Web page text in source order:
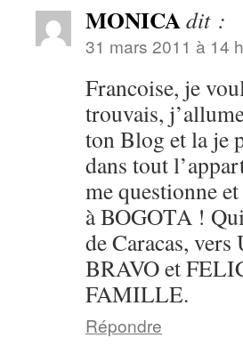
MONICAdit :
31 mars 2011 à 14
Francoise, je
trouvais,
ton Blog et la je
dans tout
me questionne
à BOGOTA !
de Caracas, vers
BRAVO et
FAMILLE.
Répondre